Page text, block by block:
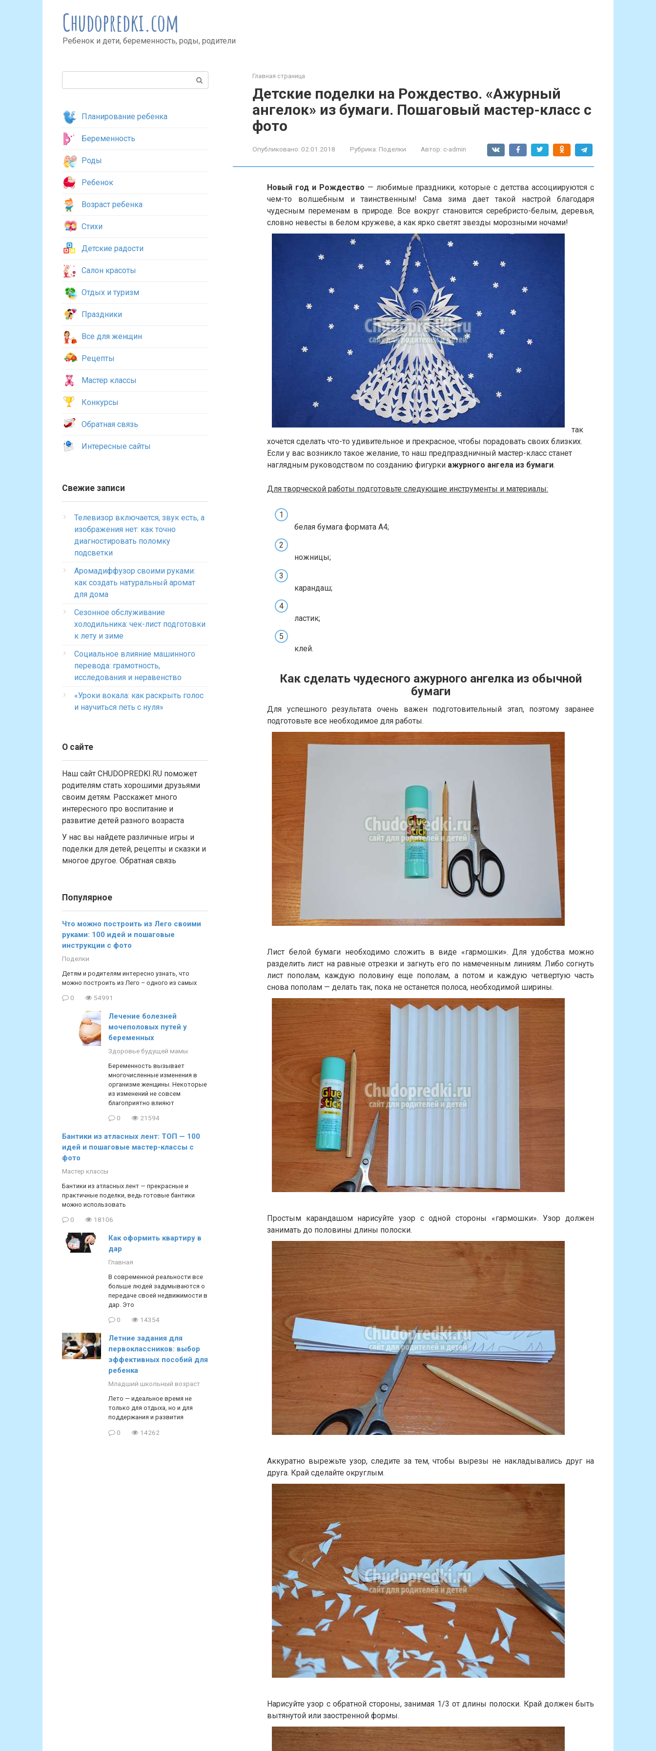
Chudopredki.com
Ребенок и дети, беременность, роды, родители
Главная страница
Детские поделки на Рождество. «Ажурный
ангелок» из бумаги. Пошаговый мастер-класс с
фото
Опубликовано: 02.01.2018 Рубрика: Поделки Автор: c-admin
Новый год и Рождество — любимые праздники, которые с детства ассоциируются с
чем-то волшебным и таинственным! Сама зима дает такой настрой благодаря
чудесным переменам в природе. Все вокруг становится серебристо-белым, деревья,
словно невесты в белом кружеве, а как ярко светят звезды морозными ночами!
так
хочется сделать что-то удивительное и прекрасное, чтобы порадовать своих близких.
Если у вас возникло такое желание, то наш предпраздничный мастер-класс станет
наглядным руководством по созданию фигурки ажурного ангела из бумаги.
Для творческой работы подготовьте следующие инструменты и материалы:
белая бумага формата А4;
ножницы;
карандаш;
ластик;
клей.
Как сделать чудесного ажурного ангелка из обычной
бумаги
Для успешного результата очень важен подготовительный этап, поэтому заранее
подготовьте все необходимое для работы.
Лист белой бумаги необходимо сложить в виде «гармошки». Для удобства можно
разделить лист на равные отрезки и загнуть его по намеченным линиям. Либо согнуть
лист пополам, каждую половину еще пополам, а потом и каждую четвертую часть
снова пополам — делать так, пока не останется полоса, необходимой ширины.
Простым карандашом нарисуйте узор с одной стороны «гармошки». Узор должен
занимать до половины длины полоски.
Аккуратно вырежьте узор, следите за тем, чтобы вырезы не накладывались друг на
друга. Край сделайте округлым.
Нарисуйте узор с обратной стороны, занимая 1/3 от длины полоски. Край должен быть
вытянутой или заостренной формы.
Планирование ребенка
Беременность
Роды
Ребенок
Возраст ребенка
Стихи
Детские радости
Салон красоты
Отдых и туризм
Праздники
Все для женщин
Рецепты
Мастер классы
Конкурсы
Обратная связь
Интересные сайты
Свежие записи
Телевизор включается, звук есть, а
изображения нет: как точно
диагностировать поломку
подсветки
Аромадиффузор своими руками:
как создать натуральный аромат
для дома
Сезонное обслуживание
холодильника: чек-лист подготовки
к лету и зиме
Социальное влияние машинного
перевода: грамотность,
исследования и неравенство
«Уроки вокала: как раскрыть голос
и научиться петь с нуля»
О сайте
Наш сайт CHUDOPREDKI.RU поможет
родителям стать хорошими друзьями
своим детям. Расскажет много
интересного про воспитание и
развитие детей разного возраста
У нас вы найдете различные игры и
поделки для детей, рецепты и сказки и
многое другое. Обратная связь
Популярное
Что можно построить из Лего своими
руками: 100 идей и пошаговые
инструкции с фото
Поделки
Детям и родителям интересно узнать, что
можно построить из Лего – одного из самых
0 54991
Лечение болезней
мочеполовых путей у
беременных
Здоровье будущей мамы
Беременность вызывает
многочисленные изменения в
организме женщины. Некоторые
из изменений не совсем
благоприятно влияют
0 21594
Бантики из атласных лент: ТОП — 100
идей и пошаговые мастер-классы с
фото
Мастер классы
Бантики из атласных лент — прекрасные и
практичные поделки, ведь готовые бантики
можно использовать
0 18106
Как оформить квартиру в
дар
Главная
В современной реальности все
больше людей задумываются о
передаче своей недвижимости в
дар. Это
0 14354
Летние задания для
первоклассников: выбор
эффективных пособий для
ребенка
Младший школьный возраст
Лето — идеальное время не
только для отдыха, но и для
поддержания и развития
0 14262